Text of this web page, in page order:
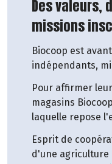
Des valeurs,
missions
Biocoop est
indépendants,
Pour affirmer
magasins
laquelle repose
Esprit de
d'une agriculture